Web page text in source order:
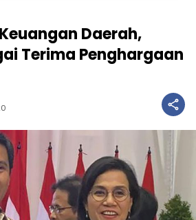
Daerah,
Terima Penghargaan